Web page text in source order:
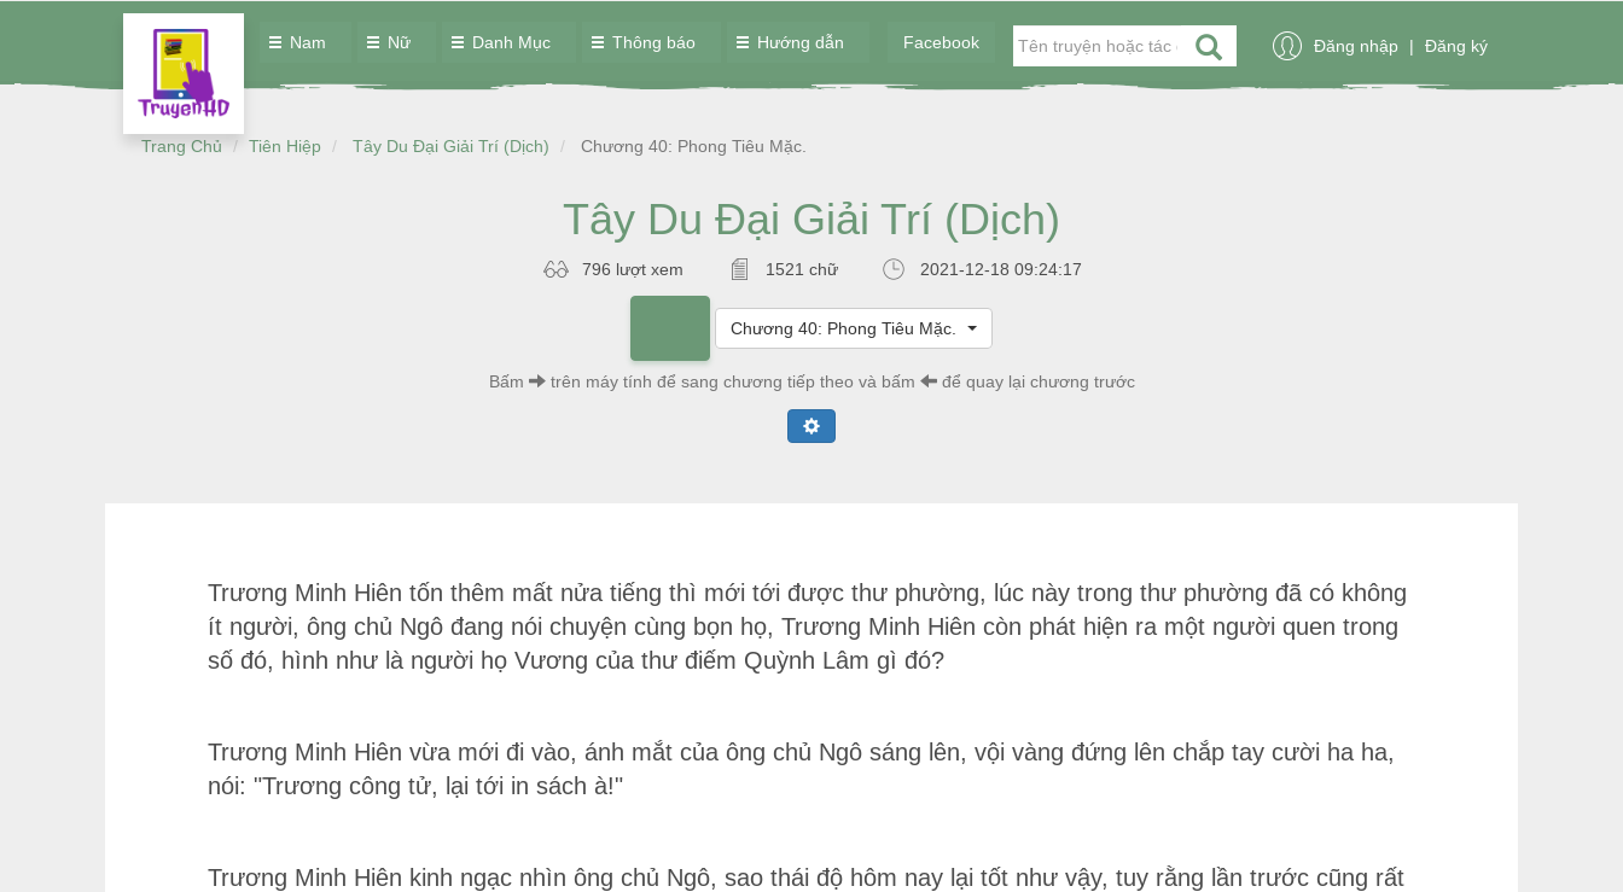
Nam Nữ Danh Mục Thông báo Hướng dẫn Facebook Đăng nhập | Đăng ký
Trang Chủ Tiên Hiệp Tây Du Đại Giải Trí (Dịch) Chương 40: Phong Tiêu Mặc.
Tây Du Đại Giải Trí (Dịch)
796 lượt xem 1521 chữ 2021-12-18 09:24:17
Chương 40: Phong Tiêu Mặc.
Bấm trên máy tính để sang chương tiếp theo và bấm để quay lại chương trước
Trương Minh Hiên tốn thêm mất nửa tiếng thì mới tới được thư phường, lúc này trong thư phường đã có không
ít người, ông chủ Ngô đang nói chuyện cùng bọn họ, Trương Minh Hiên còn phát hiện ra một người quen trong
số đó, hình như là người họ Vương của thư điếm Quỳnh Lâm gì đó?
Trương Minh Hiên vừa mới đi vào, ánh mắt của ông chủ Ngô sáng lên, vội vàng đứng lên chắp tay cười ha ha,
nói: "Trương công tử, lại tới in sách à!"
Trương Minh Hiên kinh ngạc nhìn ông chủ Ngô, sao thái độ hôm nay lại tốt như vậy, tuy rằng lần trước cũng rất